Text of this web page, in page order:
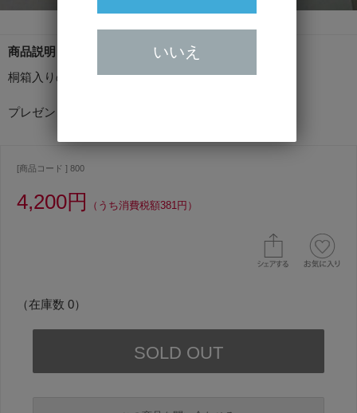
商品説明
桐箱入りの2個セットです。
プレゼントにも人気です。
[商品コード ] 800
4,200円 （うち消費税額381円）
（在庫数 0）
いいえ